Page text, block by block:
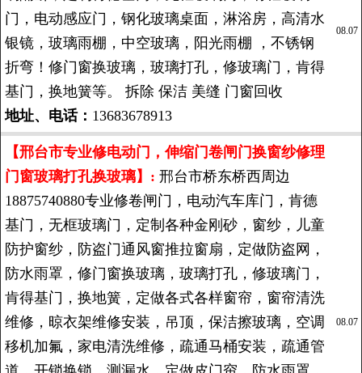
门，电动感应门，钢化玻璃桌面，淋浴房，高清水
银镜，玻璃雨棚，中空玻璃，阳光雨棚 ，不锈钢
折弯！修门窗换玻璃，玻璃打孔，修玻璃门，肯得
基门，换地簧等。 拆除 保洁 美缝 门窗回收
地址、电话： 13683678913
08.07
【邢台市专业修电动门，伸缩门卷闸门换窗纱修理
门窗玻璃打孔换玻璃】: 邢台市桥东桥西周边
18875740880专业修卷闸门，电动汽车库门，肯德
基门，无框玻璃门，定制各种金刚砂，窗纱，儿童
防护窗纱，防盗门通风窗推拉窗扇，定做防盗网，
防水雨罩，修门窗换玻璃，玻璃打孔，修玻璃门，
肯得基门，换地簧，定做各式各样窗帘，窗帘清洗
维修，晾衣架维修安装，吊顶，保洁擦玻璃，空调
移机加氟，家电清洗维修，疏通马桶安装，疏通管
08.07